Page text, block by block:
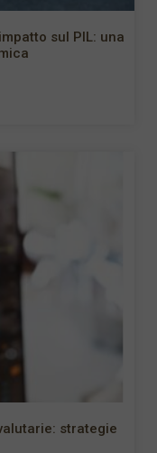
sul PIL: una
strategie